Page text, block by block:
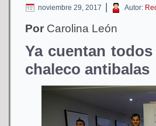
noviembre 29, 2017 | Autor:
Por Carolina León
Ya cuentan
chaleco antibalas